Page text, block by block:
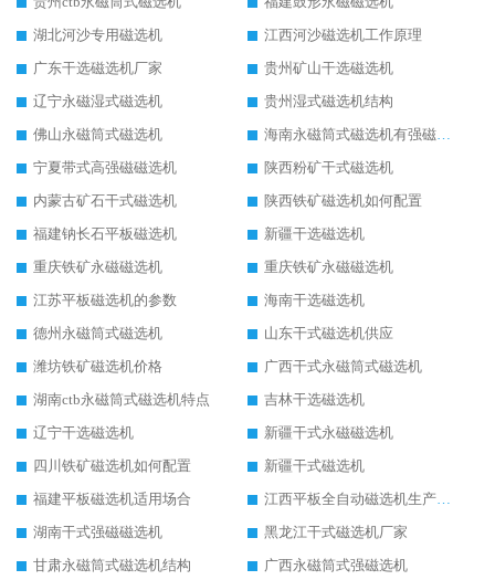
湖北河沙专用磁选机
江西河沙磁选机工作原理
广东干选磁选机厂家
贵州矿山干选磁选机
辽宁永磁湿式磁选机
贵州湿式磁选机结构
佛山永磁筒式磁选机
海南永磁筒式磁选机有强磁的吗
宁夏带式高强磁磁选机
陕西粉矿干式磁选机
内蒙古矿石干式磁选机
陕西铁矿磁选机如何配置
福建钠长石平板磁选机
新疆干选磁选机
重庆铁矿永磁磁选机
重庆铁矿永磁磁选机
江苏平板磁选机的参数
海南干选磁选机
德州永磁筒式磁选机
山东干式磁选机供应
潍坊铁矿磁选机价格
广西干式永磁筒式磁选机
湖南ctb永磁筒式磁选机特点
吉林干选磁选机
辽宁干选磁选机
新疆干式永磁磁选机
四川铁矿磁选机如何配置
新疆干式磁选机
福建平板磁选机适用场合
江西平板全自动磁选机生产厂家
湖南干式强磁磁选机
黑龙江干式磁选机厂家
甘肃永磁筒式磁选机结构
广西永磁筒式强磁选机